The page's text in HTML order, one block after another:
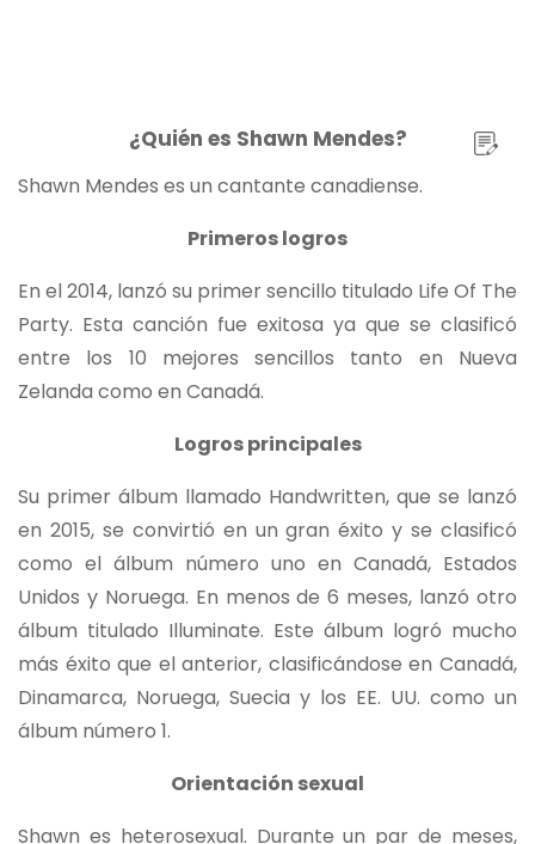
¿Quién es Shawn Mendes?
Shawn Mendes es un cantante canadiense.
Primeros logros
En el 2014, lanzó su primer sencillo titulado Life Of The
Party. Esta canción fue exitosa ya que se clasificó
entre los 10 mejores sencillos tanto en Nueva
Zelanda como en Canadá.
Logros principales
Su primer álbum llamado Handwritten, que se lanzó
en 2015, se convirtió en un gran éxito y se clasificó
como el álbum número uno en Canadá, Estados
Unidos y Noruega. En menos de 6 meses, lanzó otro
álbum titulado Illuminate. Este álbum logró mucho
más éxito que el anterior, clasificándose en Canadá,
Dinamarca, Noruega, Suecia y los EE. UU. como un
álbum número 1.
Orientación sexual
Shawn es heterosexual. Durante un par de meses,